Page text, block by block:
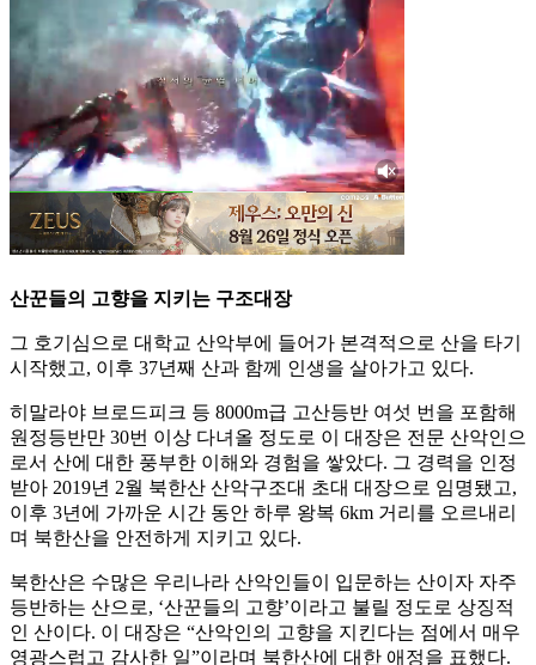
산꾼들의 고향을 지키는 구조대장
그 호기심으로 대학교 산악부에 들어가 본격적으로 산을 타기
시작했고, 이후 37년째 산과 함께 인생을 살아가고 있다.
히말라야 브로드피크 등 8000m급 고산등반 여섯 번을 포함해
원정등반만 30번 이상 다녀올 정도로 이 대장은 전문 산악인으
로서 산에 대한 풍부한 이해와 경험을 쌓았다. 그 경력을 인정
받아 2019년 2월 북한산 산악구조대 초대 대장으로 임명됐고,
이후 3년에 가까운 시간 동안 하루 왕복 6km 거리를 오르내리
며 북한산을 안전하게 지키고 있다.
북한산은 수많은 우리나라 산악인들이 입문하는 산이자 자주
등반하는 산으로, ‘산꾼들의 고향’이라고 불릴 정도로 상징적
인 산이다. 이 대장은 “산악인의 고향을 지킨다는 점에서 매우
영광스럽고 감사한 일”이라며 북한산에 대한 애정을 표했다.